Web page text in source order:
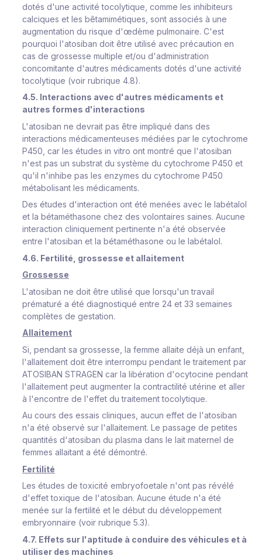
dotés d'une activité tocolytique, comme les inhibiteurs
calciques et les bêtamimétiques, sont associés à une
augmentation du risque d'œdème pulmonaire. C'est
pourquoi l'atosiban doit être utilisé avec précaution en
cas de grossesse multiple et/ou d'administration
concomitante d'autres médicaments dotés d'une activité
tocolytique (voir rubrique 4.8).
4.5. Interactions avec d'autres médicaments et
autres formes d'interactions
L'atosiban ne devrait pas être impliqué dans des
interactions médicamenteuses médiées par le cytochrome
P450, car les études in vitro ont montré que l'atosiban
n'est pas un substrat du système du cytochrome P450 et
qu'il n'inhibe pas les enzymes du cytochrome P450
métabolisant les médicaments.
Des études d'interaction ont été menées avec le labétalol
et la bétaméthasone chez des volontaires saines. Aucune
interaction cliniquement pertinente n'a été observée
entre l'atosiban et la bétaméthasone ou le labétalol.
4.6. Fertilité, grossesse et allaitement
Grossesse
L'atosiban ne doit être utilisé que lorsqu'un travail
prématuré a été diagnostiqué entre 24 et 33 semaines
complètes de gestation.
Allaitement
Si, pendant sa grossesse, la femme allaite déjà un enfant,
l'allaitement doit être interrompu pendant le traitement par
ATOSIBAN STRAGEN car la libération d'ocytocine pendant
l'allaitement peut augmenter la contractilité utérine et aller
à l'encontre de l'effet du traitement tocolytique.
Au cours des essais cliniques, aucun effet de l'atosiban
n'a été observé sur l'allaitement. Le passage de petites
quantités d'atosiban du plasma dans le lait maternel de
femmes allaitant a été démontré.
Fertilité
Les études de toxicité embryofoetale n'ont pas révélé
d'effet toxique de l'atosiban. Aucune étude n'a été
menée sur la fertilité et le début du développement
embryonnaire (voir rubrique 5.3).
4.7. Effets sur l'aptitude à conduire des véhicules et à
utiliser des machines